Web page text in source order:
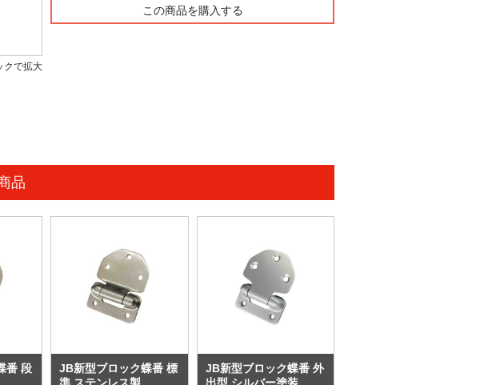
クで拡大
この商品を購入する
品
番 段
JB新型ブロック蝶番 標
準 ステンレス製
JB新型ブロック蝶番 外
出型 シルバー塗装